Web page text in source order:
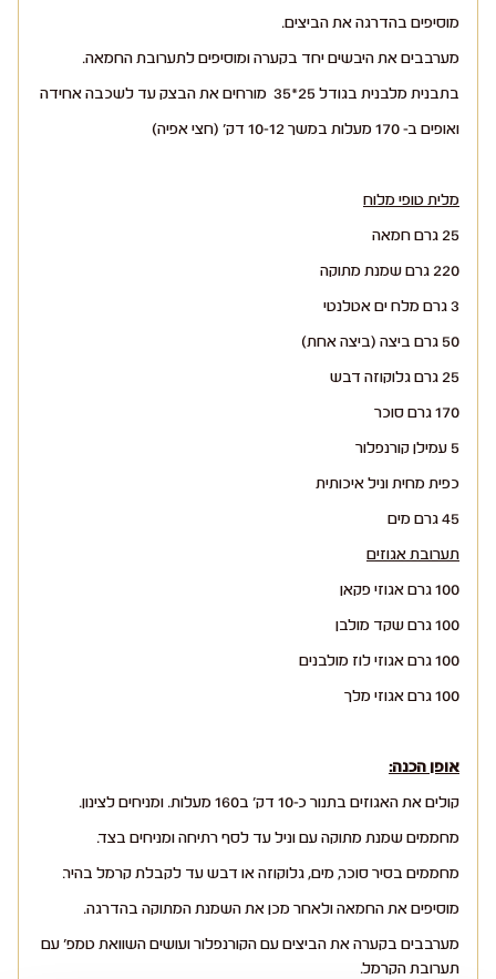
מוסיפים בהדרגה את הביצים.
מערבבים את היבשים יחד בקערה ומוסיפים לתערובת החמאה.
בתבנית מלבנית בגודל 25*35 מורחים את הבצק עד לשכבה אחידה
ואופים ב- 170 מעלות במשך 10-12 דק' (חצי אפיה)
מלית טופי מלוח
25 גרם חמאה
220 גרם שמנת מתוקה
3 גרם מלח ים אטלנטי
50 גרם ביצה (ביצה אחת)
25 גרם גלוקוזה דבש
170 גרם סוכר
5 עמילן קורנפלור
כפית מחית וניל איכותית
45 גרם מים
תערובת אגוזים
100 גרם אגוזי פקאן
100 גרם שקד מולבן
100 גרם אגוזי לוז מולבנים
100 גרם אגוזי מלך
אופן הכנה:
קולים את האגוזים בתנור כ-10 דק' ב160 מעלות. ומניחים לצינון.
מחממים שמנת מתוקה עם וניל עד לסף רתיחה ומניחים בצד.
מחממים בסיר סוכר, מים, גלוקוזה או דבש עד לקבלת קרמל בהיר.
מוסיפים את החמאה ולאחר מכן את השמנת המתוקה בהדרגה.
מערבבים בקערה את הביצים עם הקורנפלור ועושים השוואת טמפ' עם
תערובת הקרמל.